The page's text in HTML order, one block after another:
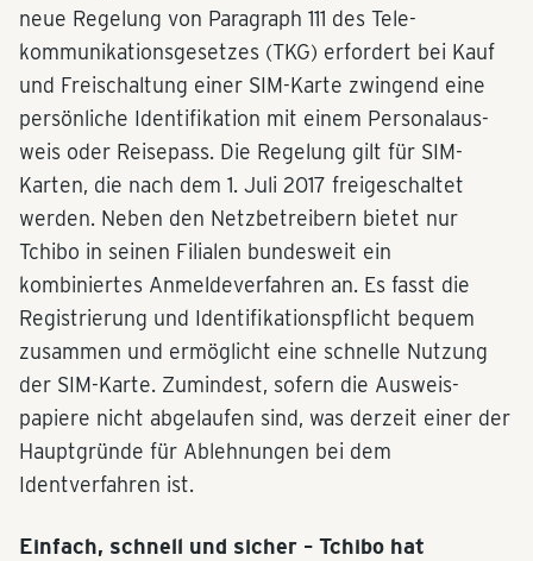
neue Regelung von Paragraph 111 des Tele-
kommunikationsgesetzes (TKG) erfordert bei Kauf
und Freischaltung einer SIM-Karte zwingend eine
persönliche Identifikation mit einem Personalaus-
weis oder Reisepass. Die Regelung gilt für SIM-
Karten, die nach dem 1. Juli 2017 freigeschaltet
werden. Neben den Netzbetreibern bietet nur
Tchibo in seinen Filialen bundesweit ein
kombiniertes Anmeldeverfahren an. Es fasst die
Registrierung und Identifikationspflicht bequem
zusammen und ermöglicht eine schnelle Nutzung
der SIM-Karte. Zumindest, sofern die Ausweis-
papiere nicht abgelaufen sind, was derzeit einer der
Hauptgründe für Ablehnungen bei dem
Identverfahren ist.
Einfach, schnell und sicher – Tchibo hat